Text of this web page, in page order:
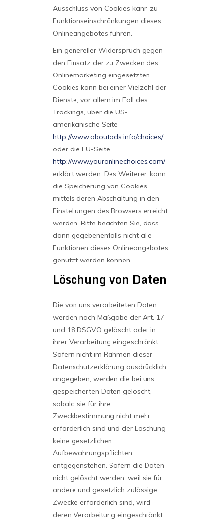
Ausschluss von Cookies kann zu
Funktionseinschränkungen dieses
Onlineangebotes führen.
Ein genereller Widerspruch gegen
den Einsatz der zu Zwecken des
Onlinemarketing eingesetzten
Cookies kann bei einer Vielzahl der
Dienste, vor allem im Fall des
Trackings, über die US-
amerikanische Seite
http://www.aboutads.info/choices/
oder die EU-Seite
http://www.youronlinechoices.com/
erklärt werden. Des Weiteren kann
die Speicherung von Cookies
mittels deren Abschaltung in den
Einstellungen des Browsers erreicht
werden. Bitte beachten Sie, dass
dann gegebenenfalls nicht alle
Funktionen dieses Onlineangebotes
genutzt werden können.
Löschung von Daten
Die von uns verarbeiteten Daten
werden nach Maßgabe der Art. 17
und 18 DSGVO gelöscht oder in
ihrer Verarbeitung eingeschränkt.
Sofern nicht im Rahmen dieser
Datenschutzerklärung ausdrücklich
angegeben, werden die bei uns
gespeicherten Daten gelöscht,
sobald sie für ihre
Zweckbestimmung nicht mehr
erforderlich sind und der Löschung
keine gesetzlichen
Aufbewahrungspflichten
entgegenstehen. Sofern die Daten
nicht gelöscht werden, weil sie für
andere und gesetzlich zulässige
Zwecke erforderlich sind, wird
deren Verarbeitung eingeschränkt.